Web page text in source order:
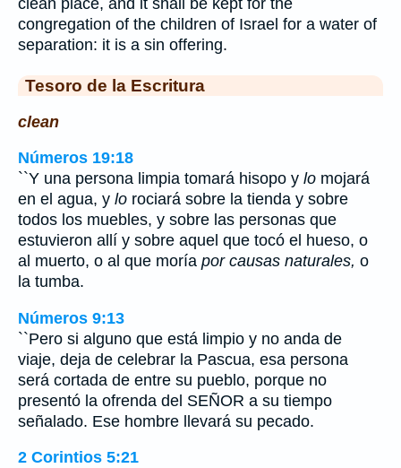
clean place, and it shall be kept for the
congregation of the children of Israel for a water of
separation: it is a sin offering.
Tesoro de la Escritura
clean
Números 19:18
``Y una persona limpia tomará hisopo y lo mojará
en el agua, y lo rociará sobre la tienda y sobre
todos los muebles, y sobre las personas que
estuvieron allí y sobre aquel que tocó el hueso, o
al muerto, o al que moría por causas naturales, o
la tumba.
Números 9:13
``Pero si alguno que está limpio y no anda de
viaje, deja de celebrar la Pascua, esa persona
será cortada de entre su pueblo, porque no
presentó la ofrenda del SEÑOR a su tiempo
señalado. Ese hombre llevará su pecado.
2 Corintios 5:21